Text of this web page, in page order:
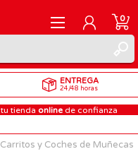
REGISTRARME
INICIAR SESIÓN
0
ENTREGA
24/48 horas
tu tienda online de confianza
Carritos y Coches de Muñecas